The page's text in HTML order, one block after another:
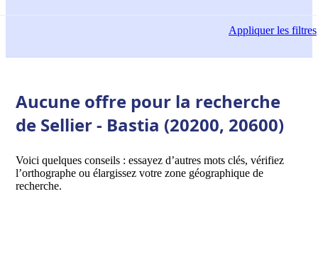
Appliquerles filtres
Aucune offre pour la recherche
de Sellier - Bastia (20200, 20600)
Voici quelques conseils : essayez d’autres mots clés, vérifiez
l’orthographe ou élargissez votre zone géographique de
recherche.